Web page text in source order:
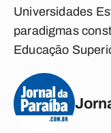
Universidades
paradigmas
Educação